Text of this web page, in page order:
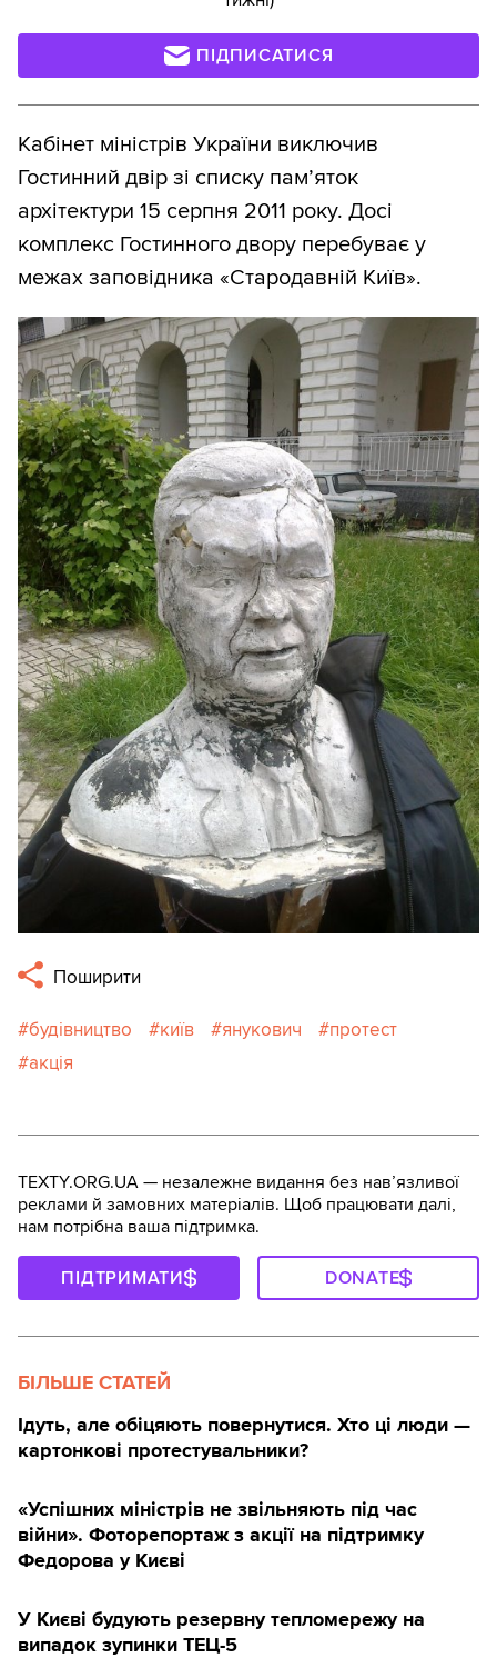
ПІДПИСАТИСЯ
Кабінет міністрів України виключив
Гостинний двір зі списку пам’яток
архітектури 15 серпня 2011 року. Досі
комплекс Гостинного двору перебуває у
межах заповідника «Стародавній Київ».
Поширити
будівництво київ янукович
протест
акція
TEXTY.ORG.UA — незалежне видання без навʼязливої
реклами й замовних матеріалів. Щоб працювати далі,
нам потрібна ваша підтримка.
ПІДТРИМАТИ DONATE
БІЛЬШЕ СТАТЕЙ
Ідуть, але обіцяють повернутися. Хто ці люди —
картонкові протестувальники?
«Успішних міністрів не звільняють під час
війни». Фоторепортаж з акції на підтримку
Федорова у Києві
У Києві будують ️резервну тепломережу на
випадок зупинки ТЕЦ-5